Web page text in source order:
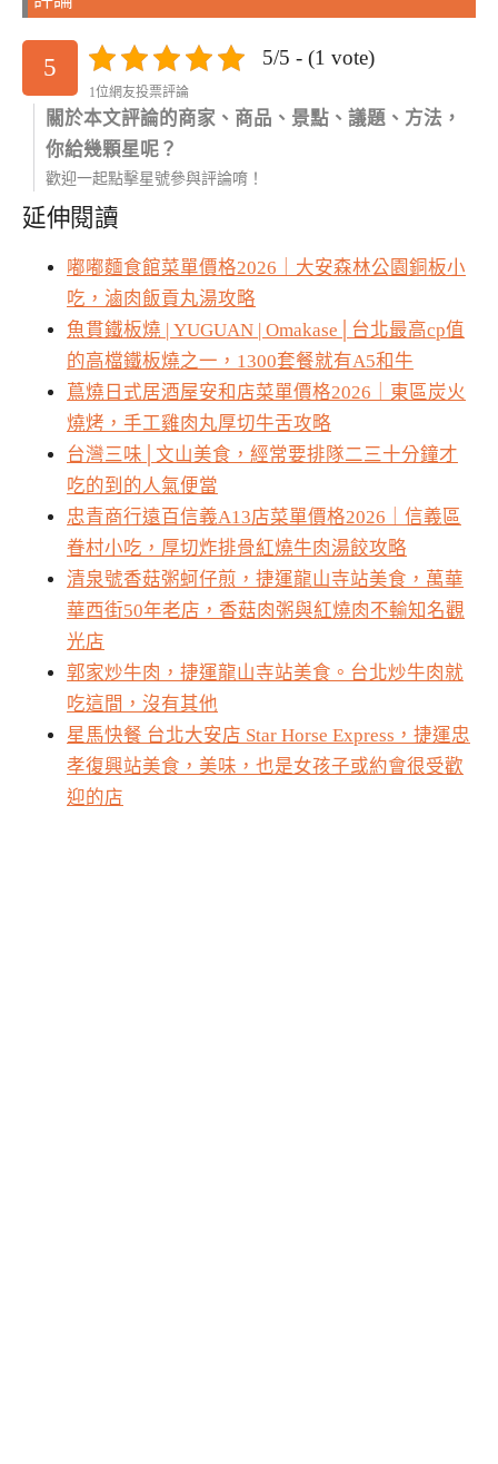
5 5/5 - (1 vote)
1位網友投票評論
關於本文評論的商家、商品、景點、議題、方法，
你給幾顆星呢？
歡迎一起點擊星號參與評論唷！
延伸閱讀
嘟嘟麵食館菜單價格2026｜大安森林公園銅板小
吃，滷肉飯貢丸湯攻略
魚貫鐵板燒 | YUGUAN | Omakase│台北最高cp值
的高檔鐵板燒之一，1300套餐就有A5和牛
蔦燒日式居酒屋安和店菜單價格2026｜東區炭火
燒烤，手工雞肉丸厚切牛舌攻略
台灣三味│文山美食，經常要排隊二三十分鐘才
吃的到的人氣便當
忠青商行遠百信義A13店菜單價格2026｜信義區
眷村小吃，厚切炸排骨紅燒牛肉湯餃攻略
清泉號香菇粥蚵仔煎，捷運龍山寺站美食，萬華
華西街50年老店，香菇肉粥與紅燒肉不輸知名觀
光店
郭家炒牛肉，捷運龍山寺站美食。台北炒牛肉就
吃這間，沒有其他
星馬快餐 台北大安店 Star Horse Express，捷運忠
孝復興站美食，美味，也是女孩子或約會很受歡
迎的店